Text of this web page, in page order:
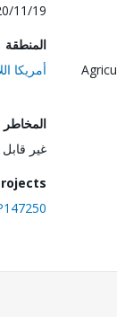
11/19
المنطقة
أمريكا
المخاطر
غير قابل